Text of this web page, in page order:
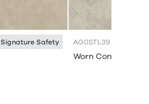
Signature Safety AG0STL39
Worn Concrete